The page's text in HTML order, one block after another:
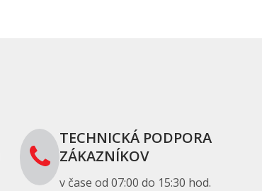
TECHNICKÁ PODPORA
ZÁKAZNÍKOV
v čase od 07:00 do 15:30 hod.